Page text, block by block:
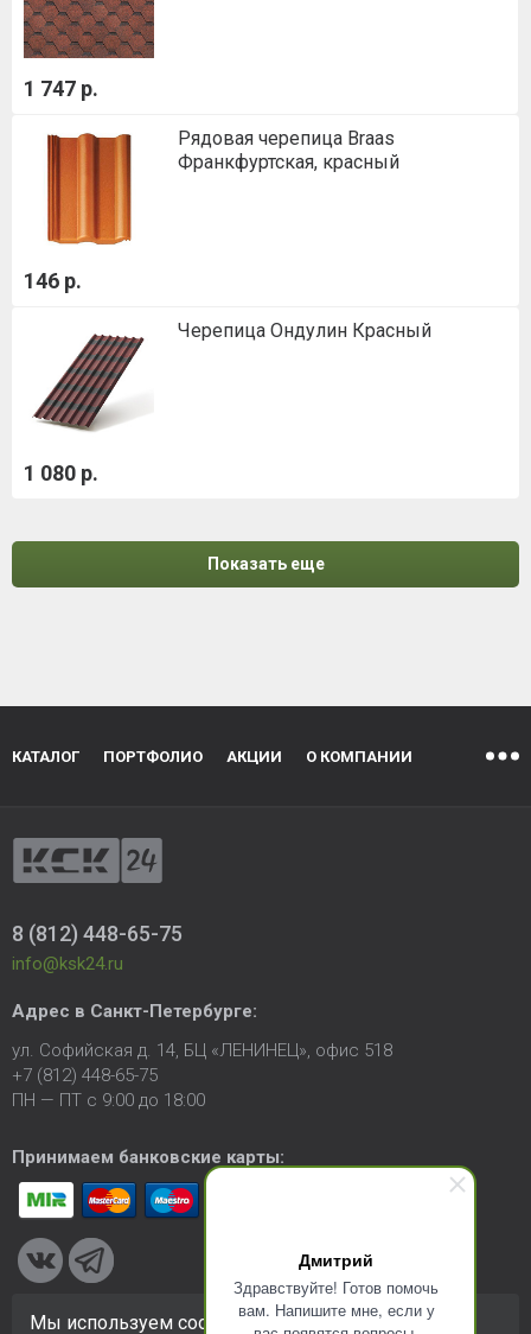
Дмитрий
Здравствуйте! Готов помочь
вам. Напишите мне, если у
1 747 р.
Рядовая черепица Braas
Франкфуртская, красный
146 р.
Черепица Ондулин Красный
1 080 р.
Показать еще
КАТАЛОГ ПОРТФОЛИО АКЦИИ О КОМПАНИИ
8 (812) 448-65-75
info@ksk24.ru
Адрес в Санкт-Петербурге:
ул. Софийская д. 14, БЦ «ЛЕНИНЕЦ», офис 518
+7 (812) 448-65-75
ПН — ПТ с 9:00 до 18:00
Принимаем банковские карты:
Мы используем cookie-файлы для улучшения